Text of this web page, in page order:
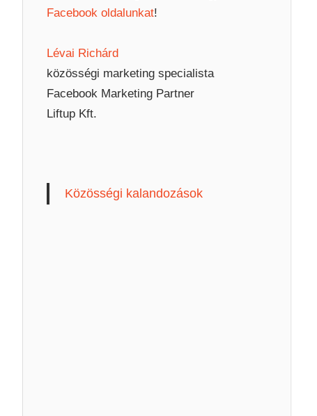
Facebook oldalunkat!
Lévai Richárd
közösségi marketing specialista
Facebook Marketing Partner
Liftup Kft.
Közösségi kalandozások